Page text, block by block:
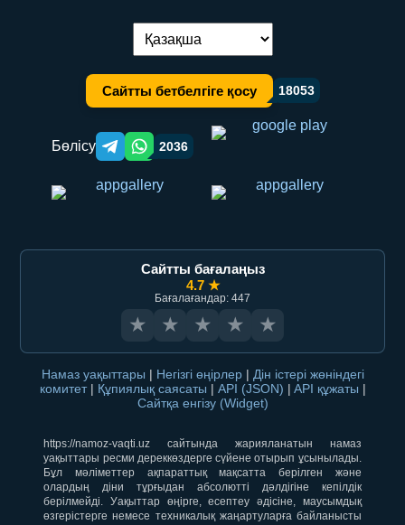
Тілді ауыстыру:
Сайтты бетбелгіге қосу 18053
Бөлісу Telegram orqali ulashish
WhatsApp orqali ulashish
2036
Сайтты бағалаңыз
4.7 ★
Бағалағандар: 447
★ ★ ★ ★ ★
Намаз уақыттары | Негізгі өңірлер | Дін істері жөніндегі
комитет | Құпиялық саясаты | API (JSON) | API құжаты |
Сайтқа енгізу (Widget)
https://namoz-vaqti.uz сайтында жарияланатын намаз
уақыттары ресми дереккөздерге сүйене отырып ұсынылады.
Бұл мәліметтер ақпараттық мақсатта берілген және
олардың діни тұрғыдан абсолютті дәлдігіне кепілдік
берілмейді. Уақыттар өңірге, есептеу әдісіне, маусымдық
өзгерістерге немесе техникалық жаңартуларға байланысты